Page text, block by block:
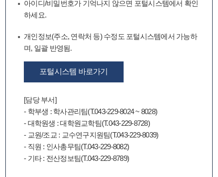
아이디/비밀번호가 기억나지 않으면 포털시스템에서 확인
하세요.
개인정보(주소, 연락처 등) 수정도 포털시스템에서 가능하
며, 일괄 반영됨.
포털시스템 바로가기
[담당 부서]
- 학부생 : 학사관리팀(T.043-229-8024 ~ 8028)
- 대학원생 : 대학원교학팀(T.043-229-8728)
- 교원/조교 : 교수연구지원팀(T.043-229-8039)
- 직원 : 인사총무팀(T.043-229-8082)
- 기타 : 전산정보팀(T.043-229-8789)